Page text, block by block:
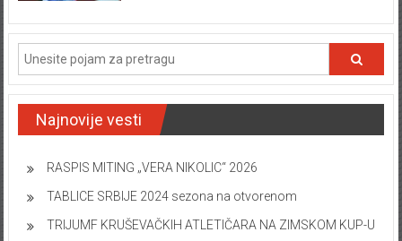
Najnovije vesti
RASPIS MITING „VERA NIKOLIC“ 2026
TABLICE SRBIJE 2024 sezona na otvorenom
TRIJUMF KRUŠEVAČKIH ATLETIČARA NA ZIMSKOM KUP-U